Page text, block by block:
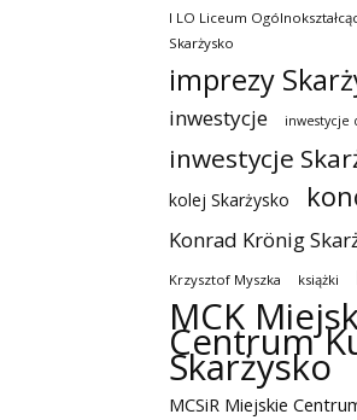
I LO Liceum
Skarżysko
imprezy
inwestycje inwestycje
inwestycje
kolej Skarżysko
Konrad Krönig
Krzysztof Myszka książki
MCK
Centrum
Skarżysko
MCSiR Miejskie